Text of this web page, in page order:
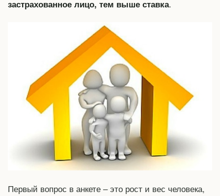
застрахованное лицо, тем выше ставка.
Первый вопрос в анкете – это рост и вес человека,